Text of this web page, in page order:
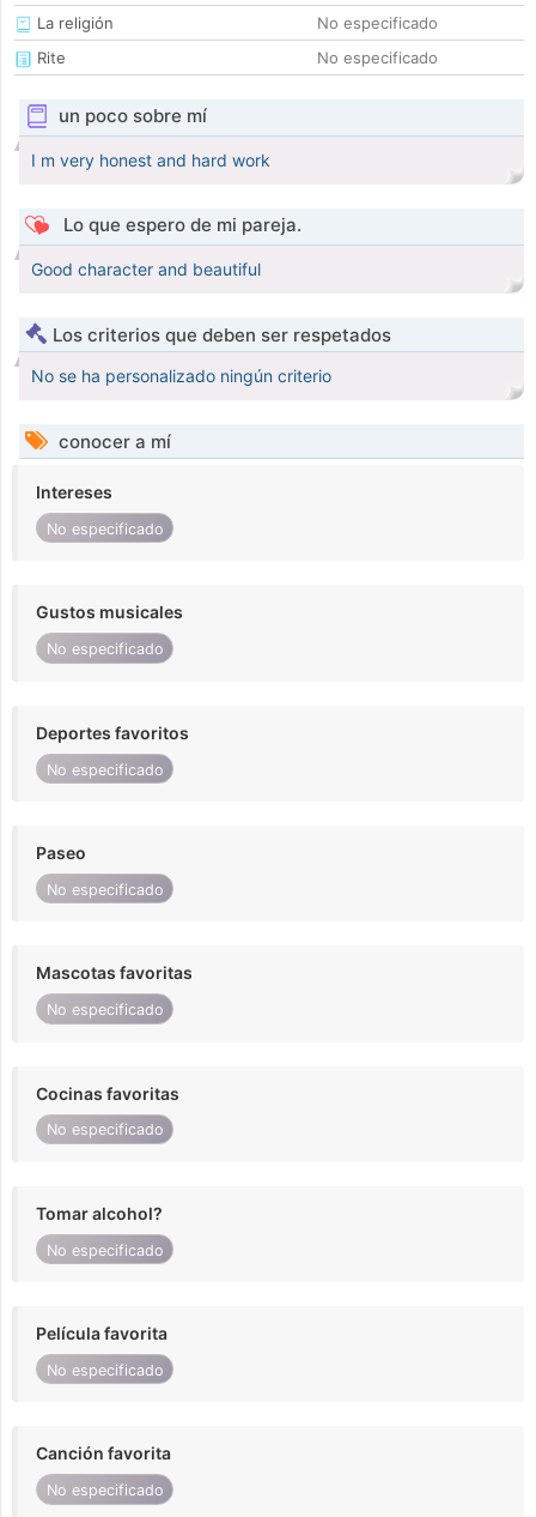
La religión
No especificado
Rite
No especificado
un poco sobre mí
I m very honest and hard work
Lo que espero de mi pareja.
Good character and beautiful
Los criterios que deben ser respetados
No se ha personalizado ningún criterio
conocer a mí
Intereses
No especificado
Gustos musicales
No especificado
Deportes favoritos
No especificado
Paseo
No especificado
Mascotas favoritas
No especificado
Cocinas favoritas
No especificado
Tomar alcohol?
No especificado
Película favorita
No especificado
Canción favorita
No especificado